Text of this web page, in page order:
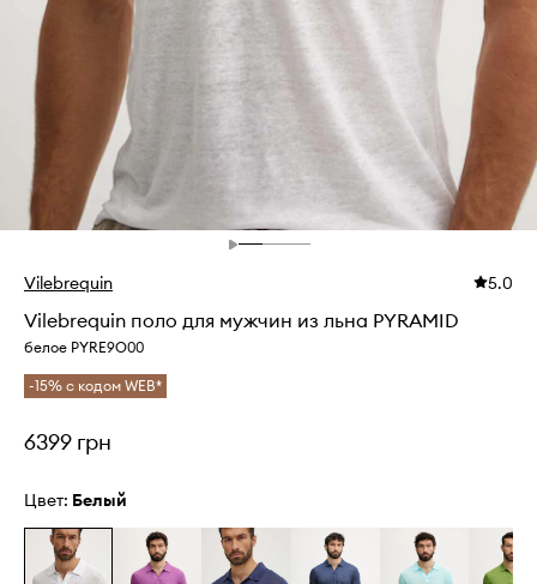
Vilebrequin 5.0
Vilebrequin поло для мужчин из льна PYRAMID
белое PYRE9O00
-15% с кодом WEB*
6399 грн
Цвет: белый